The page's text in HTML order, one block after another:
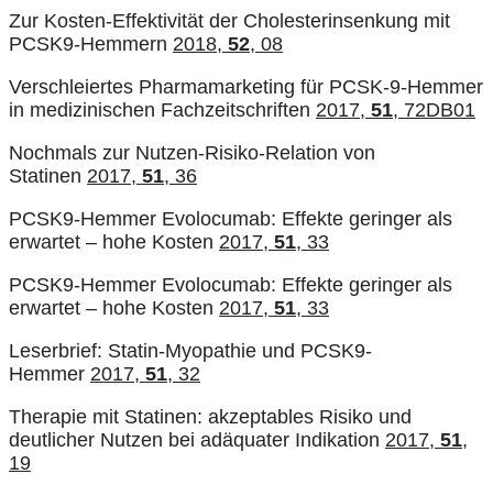
Zur Kosten-Effektivität der Cholesterinsenkung mit
PCSK9-Hemmern 2018, 52, 08
Verschleiertes Pharmamarketing für PCSK-9-Hemmer
in medizinischen Fachzeitschriften 2017, 51, 72DB01
Nochmals zur Nutzen-Risiko-Relation von
Statinen 2017, 51, 36
PCSK9-Hemmer Evolocumab: Effekte geringer als
erwartet – hohe Kosten 2017, 51, 33
PCSK9-Hemmer Evolocumab: Effekte geringer als
erwartet – hohe Kosten 2017, 51, 33
Leserbrief: Statin-Myopathie und PCSK9-
Hemmer 2017, 51, 32
Therapie mit Statinen: akzeptables Risiko und
deutlicher Nutzen bei adäquater Indikation 2017, 51,
19